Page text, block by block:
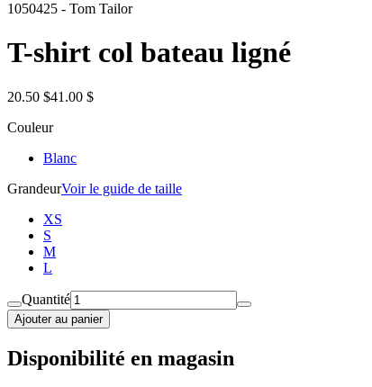
1050425 - Tom Tailor
T-shirt col bateau ligné
20.50 $41.00 $
Couleur
Blanc
GrandeurVoir le guide de taille
XS
S
M
L
Quantité
Ajouter au panier
Disponibilité en magasin